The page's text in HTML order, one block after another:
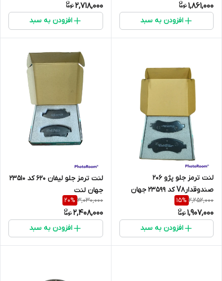
1,861,000
افزودن به سبد
2,718,000
افزودن به سبد
لنت ترمز جلو پژو 206
صندوقدارV8 کد 23599 جهان
لنت
2,252,000
15%
1,907,000
افزودن به سبد
لنت ترمز جلو لیفان 620 کد 23510
جهان لنت
3,030,000
20%
2,408,000
افزودن به سبد